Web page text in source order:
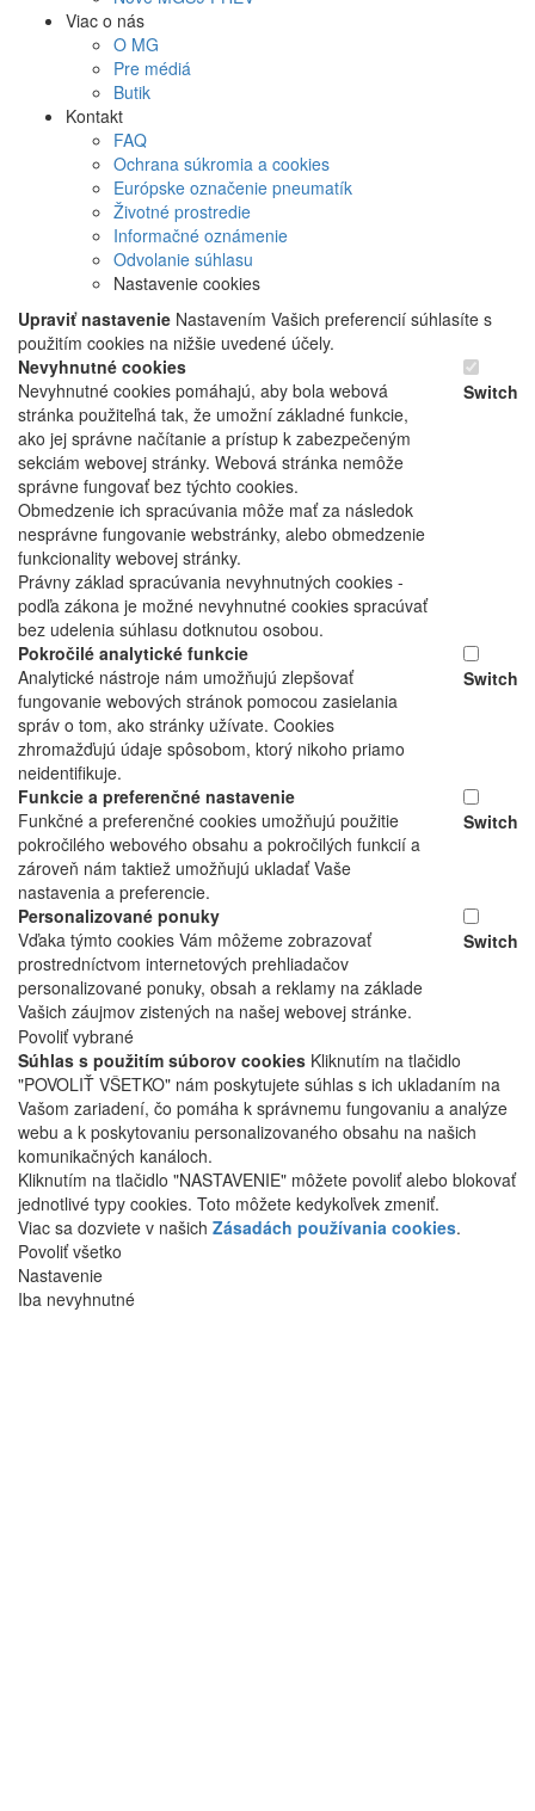
Viac o nás
O MG
Pre médiá
Butik
Kontakt
FAQ
Ochrana súkromia a cookies
Európske označenie pneumatík
Životné prostredie
Informačné oznámenie
Odvolanie súhlasu
Nastavenie cookies
Upraviť nastavenie Nastavením Vašich preferencií súhlasíte s
použitím cookies na nižšie uvedené účely.
Nevyhnutné cookies
Nevyhnutné cookies pomáhajú, aby bola webová
stránka použiteľná tak, že umožní základné funkcie,
ako jej správne načítanie a prístup k zabezpečeným
sekciám webovej stránky. Webová stránka nemôže
správne fungovať bez týchto cookies.
Obmedzenie ich spracúvania môže mať za následok
nesprávne fungovanie webstránky, alebo obmedzenie
funkcionality webovej stránky.
Právny základ spracúvania nevyhnutných cookies -
podľa zákona je možné nevyhnutné cookies spracúvať
bez udelenia súhlasu dotknutou osobou.
Switch
Pokročilé analytické funkcie
Analytické nástroje nám umožňujú zlepšovať
fungovanie webových stránok pomocou zasielania
správ o tom, ako stránky užívate. Cookies
zhromažďujú údaje spôsobom, ktorý nikoho priamo
neidentifikuje.
Switch
Funkcie a preferenčné nastavenie
Funkčné a preferenčné cookies umožňujú použitie
pokročilého webového obsahu a pokročilých funkcií a
zároveň nám taktiež umožňujú ukladať Vaše
nastavenia a preferencie.
Switch
Personalizované ponuky
Vďaka týmto cookies Vám môžeme zobrazovať
prostredníctvom internetových prehliadačov
personalizované ponuky, obsah a reklamy na základe
Vašich záujmov zistených na našej webovej stránke.
Switch
Povoliť vybrané
Súhlas s použitím súborov cookies Kliknutím na tlačidlo
"POVOLIŤ VŠETKO" nám poskytujete súhlas s ich ukladaním na
Vašom zariadení, čo pomáha k správnemu fungovaniu a analýze
webu a k poskytovaniu personalizovaného obsahu na našich
komunikačných kanáloch.
Kliknutím na tlačidlo "NASTAVENIE" môžete povoliť alebo blokovať
jednotlivé typy cookies. Toto môžete kedykoľvek zmeniť.
Viac sa dozviete v našich Zásadách používania cookies.
Povoliť všetko
Nastavenie
Iba nevyhnutné